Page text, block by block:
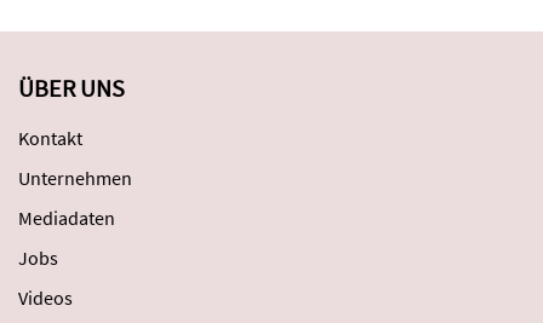
ÜBER UNS
Kontakt
Unternehmen
Mediadaten
Jobs
Videos